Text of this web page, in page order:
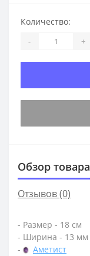
Количество:
- +
Обзор товара
Отзывов (0)
- Размер - 18 см
- Ширина - 13 мм
-
Аметист